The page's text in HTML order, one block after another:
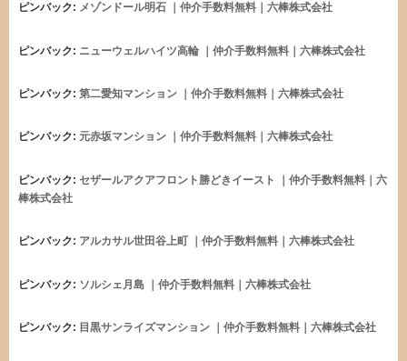
ピンバック: メゾンドール明石 ｜仲介手数料無料｜六棒株式会社
ピンバック: ニューウェルハイツ高輪 ｜仲介手数料無料｜六棒株式会社
ピンバック: 第二愛知マンション ｜仲介手数料無料｜六棒株式会社
ピンバック: 元赤坂マンション ｜仲介手数料無料｜六棒株式会社
ピンバック: セザールアクアフロント勝どきイースト ｜仲介手数料無料｜六
棒株式会社
ピンバック: アルカサル世田谷上町 ｜仲介手数料無料｜六棒株式会社
ピンバック: ソルシェ月島 ｜仲介手数料無料｜六棒株式会社
ピンバック: 目黒サンライズマンション ｜仲介手数料無料｜六棒株式会社